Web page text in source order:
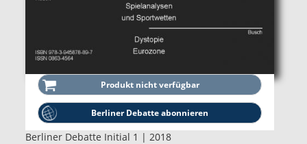
Berliner Debatte abonnieren
Berliner Debatte Initial 1 | 2018